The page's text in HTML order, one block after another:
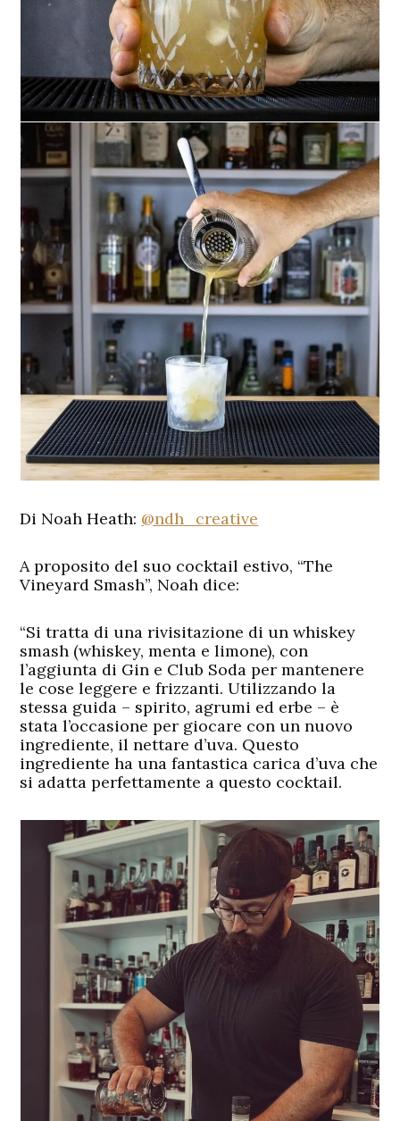
Di Noah Heath: @ndh_creative
A proposito del suo cocktail estivo, “The
Vineyard Smash”, Noah dice:
“Si tratta di una rivisitazione di un whiskey
smash (whiskey, menta e limone), con
l’aggiunta di Gin e Club Soda per mantenere
le cose leggere e frizzanti. Utilizzando la
stessa guida – spirito, agrumi ed erbe – è
stata l’occasione per giocare con un nuovo
ingrediente, il nettare d’uva. Questo
ingrediente ha una fantastica carica d’uva che
si adatta perfettamente a questo cocktail.